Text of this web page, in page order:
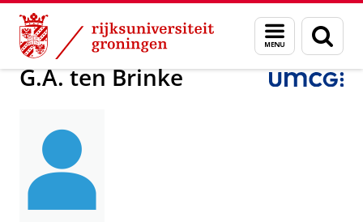
Skip
Content
Skip
Navigation
Menu
en
zoeken
Over ons G.A. ten Brinke
G.A. ten Brinke